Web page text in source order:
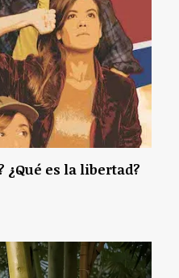
¿Qué es la libertad?